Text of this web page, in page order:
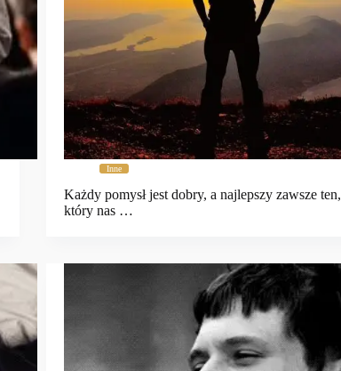
Inne
Każdy pomysł jest dobry, a najlepszy zawsze ten,
który nas …